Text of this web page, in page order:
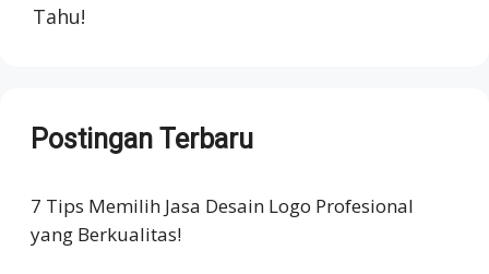
Tahu!
Postingan Terbaru
7 Tips Memilih Jasa Desain Logo Profesional
yang Berkualitas!